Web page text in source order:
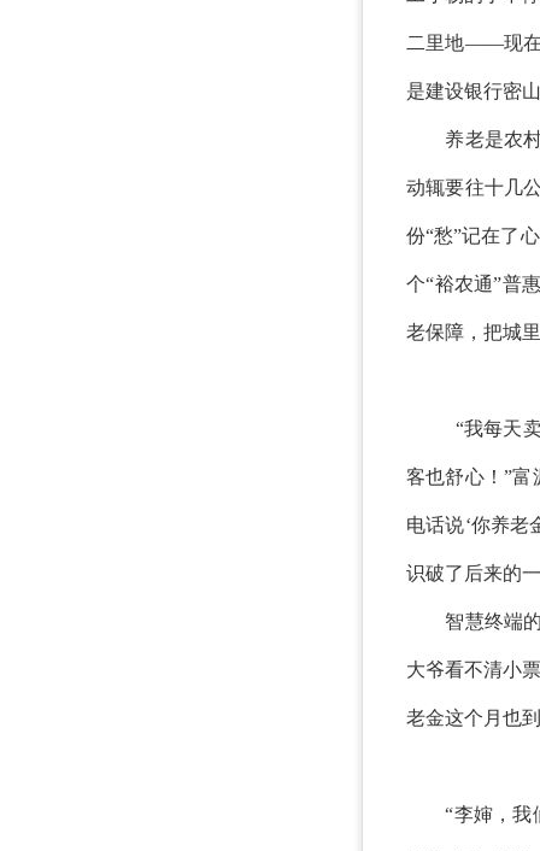
二里地——现在
是建设银行密
养老是农村
动辄要往十几
份“愁”记在了
个“裕农通”普
老保障，把城
“我每天卖菜
客也舒心！”
电话说‘你养老
识破了后来的
智慧终端的
大爷看不清小
老金这个月也
“李婶，我们